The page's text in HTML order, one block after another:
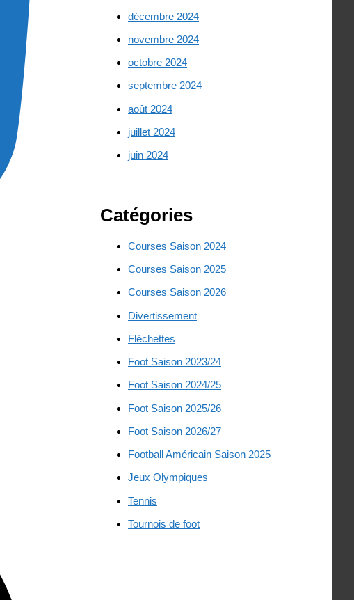
décembre 2024
novembre 2024
octobre 2024
septembre 2024
août 2024
juillet 2024
juin 2024
Catégories
Courses Saison 2024
Courses Saison 2025
Courses Saison 2026
Divertissement
Fléchettes
Foot Saison 2023/24
Foot Saison 2024/25
Foot Saison 2025/26
Foot Saison 2026/27
Football Américain Saison 2025
Jeux Olympiques
Tennis
Tournois de foot